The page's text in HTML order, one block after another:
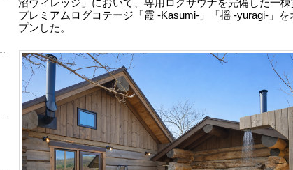
沼ヴィレッジ」において、専用ログサウナを完備した一棟
プレミアムログコテージ「霞 -Kasumi-」「揺 -yuragi-」を
プンした。